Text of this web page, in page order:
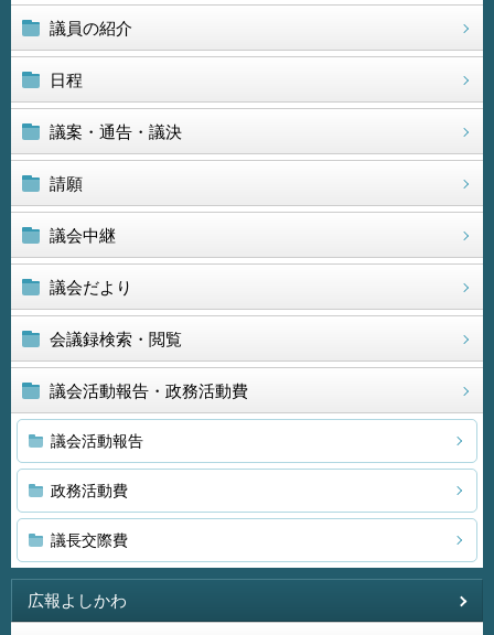
議員の紹介
日程
議案・通告・議決
請願
議会中継
議会だより
会議録検索・閲覧
議会活動報告・政務活動費
議会活動報告
政務活動費
議長交際費
広報よしかわ